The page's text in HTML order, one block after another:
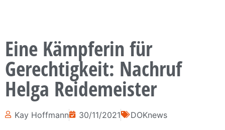
Eine Kämpferin für
Gerechtigkeit: Nachruf
Helga Reidemeister
Kay Hoffmann 30/11/2021 DOKnews